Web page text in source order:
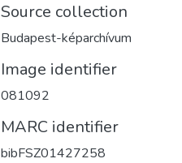
Source collection
Budapest-képarchívum
Image identifier
081092
MARC identifier
bibFSZ01427258